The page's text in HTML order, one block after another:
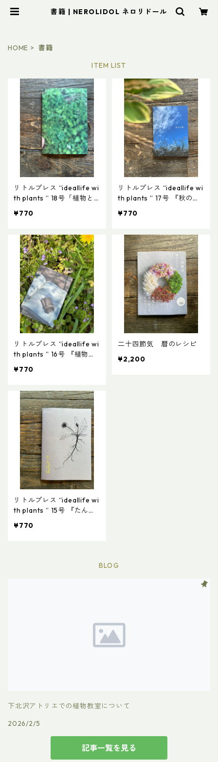
書籍 | NEROLIDOL ネロリドール
HOME
書籍
ITEM LIST
リトルプレス “ideallife wi
th plants ” 18号「植物と
¥770
リトルプレス “ideallife wi
th plants ” 17号 『秋の七
¥770
リトルプレス “ideallife wi
th plants ” 16号 『植物の
¥770
二十四節気 暦のレシピ
¥2,200
リトルプレス “ideallife wi
th plants ” 15号 『たんぽ
¥770
BLOG
下北沢アトリエでの植物教室について
2026/2/5
記事一覧を見る